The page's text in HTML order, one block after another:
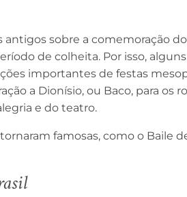
sobre a comemoração
de colheita. Por isso,
importantes de festas
a Dionísio, ou Baco, para os
e do teatro.
famosas, como o Baile